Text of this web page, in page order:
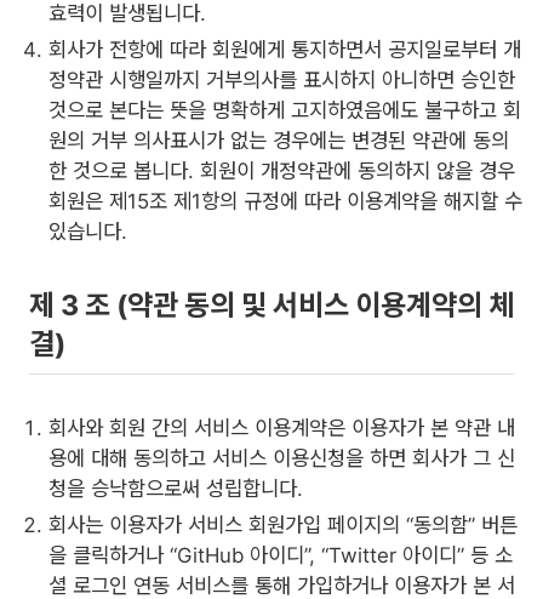
효력이 발생됩니다.
회사가 전항에 따라 회원에게 통지하면서 공지일로부터 개
정약관 시행일까지 거부의사를 표시하지 아니하면 승인한
것으로 본다는 뜻을 명확하게 고지하였음에도 불구하고 회
원의 거부 의사표시가 없는 경우에는 변경된 약관에 동의
한 것으로 봅니다. 회원이 개정약관에 동의하지 않을 경우
회원은 제15조 제1항의 규정에 따라 이용계약을 해지할 수
있습니다.
제 3 조 (약관 동의 및 서비스 이용계약의 체
결)
회사와 회원 간의 서비스 이용계약은 이용자가 본 약관 내
용에 대해 동의하고 서비스 이용신청을 하면 회사가 그 신
청을 승낙함으로써 성립합니다.
회사는 이용자가 서비스 회원가입 페이지의 “동의함” 버튼
을 클릭하거나 “GitHub 아이디”, “Twitter 아이디” 등 소
셜 로그인 연동 서비스를 통해 가입하거나 이용자가 본 서